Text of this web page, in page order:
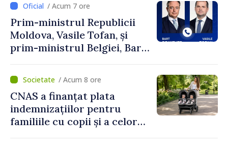
/ Acum 7 ore
Prim-ministrul Republicii
Moldova, Vasile Tofan, și
prim-ministrul Belgiei, Bart
despre parcursul european
al Republicii Moldova.
/ Acum 8 ore
CNAS a finanțat plata
indemnizațiilor pentru
familiile cu copii și a celor